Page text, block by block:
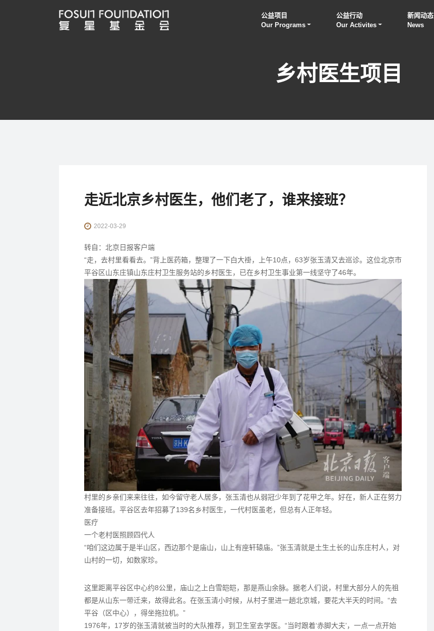
公益项目
Our Programs
公益行动
Our Activites
新闻动态
News
乡村医生项目
走近北京乡村医生，他们老了，谁来接班？
2022-03-29
转自：北京日报客户端
“走，去村里看看去。”背上医药箱，整理了一下白大褂，上午10点，63岁张玉清又去巡诊。这位北京市
平谷区山东庄镇山东庄村卫生服务站的乡村医生，已在乡村卫生事业第一线坚守了46年。
村里的乡亲们来来往往，如今留守老人居多，张玉清也从弱冠少年到了花甲之年。好在，新人正在努力
准备接班。平谷区去年招募了139名乡村医生，一代村医虽老，但总有人正年轻。
医疗
一个老村医照顾四代人
“咱们这边属于是半山区，西边那个是庙山，山上有座轩辕庙。”张玉清就是土生土长的山东庄村人，对
山村的一切，如数家珍。
这里距离平谷区中心约8公里，庙山之上白雪皑皑，那是燕山余脉。据老人们说，村里大部分人的先祖
都是从山东一带迁来，故得此名。在张玉清小时候，从村子里进一趟北京城，要花大半天的时间。“去
平谷（区中心），得坐拖拉机。”
1976年，17岁的张玉清就被当时的大队推荐，到卫生室去学医。“当时跟着‘赤脚大夫’，一点一点开始